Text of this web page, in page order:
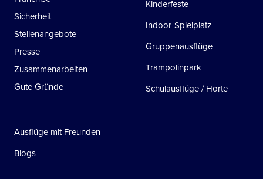
Sicherheit
Stellenangebote
Presse
Zusammenarbeiten
Gute Gründe
Kinderfeste
Indoor-Spielplatz
Gruppenausflüge
Trampolinpark
Schulausflüge / Horte
Ausflüge mit Freunden
Blogs